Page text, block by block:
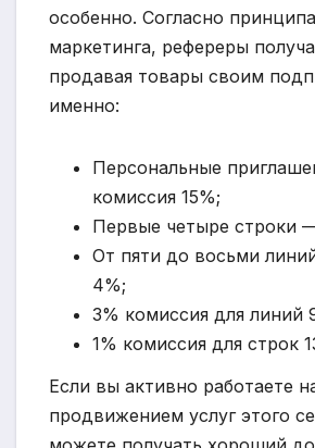
особенно. Согласно
маркетинга, рефереры
продавая товары своим
именно:
Персональные
комиссия 15%;
Первые четыре строки
От пяти до восьми
4%;
3% комиссия для линий
1% комиссия для строк
Если вы активно работаете
продвижением услуг этого